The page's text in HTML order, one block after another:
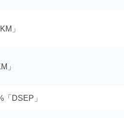
」
」
DSEP」